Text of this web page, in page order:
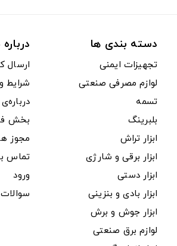
دسته بندی ها
تجهیزات ایمنی
لوازم مصرفی صنعتی
تسمه
بلبرینگ
ابزار تراش
ابزار برقی و شارژی
ابزار دستی
ابزار بادی و بنزینی
ابزار جوش و برش
لوازم برق صنعتی
درباره
ارسال
شرایط
بخش
مجوز
تماس
ورود